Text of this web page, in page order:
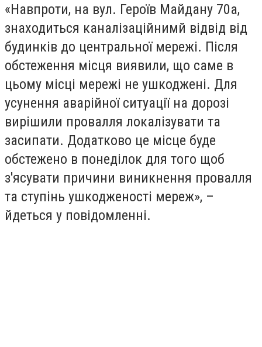
«Навпроти, на вул. Героїв Майдану 70а,
знаходиться каналізаційнимй відвід від
будинків до центральної мережі. Після
обстеження місця виявили, що саме в
цьому місці мережі не ушкоджені. Для
усунення аварійної ситуації на дорозі
вирішили провалля локалізувати та
засипати. Додатково це місце буде
обстежено в понеділок для того щоб
з'ясувати причини виникнення провалля
та ступінь ушкодженості мереж», –
йдеться у повідомленні.